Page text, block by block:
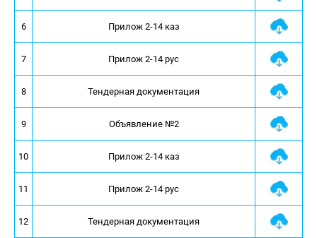
6 Прилож 2-14 каз
7 Прилож 2-14 рус
8 Тендерная документация
9 Объявление №2
10 Прилож 2-14 каз
11 Прилож 2-14 рус
12 Тендерная документация